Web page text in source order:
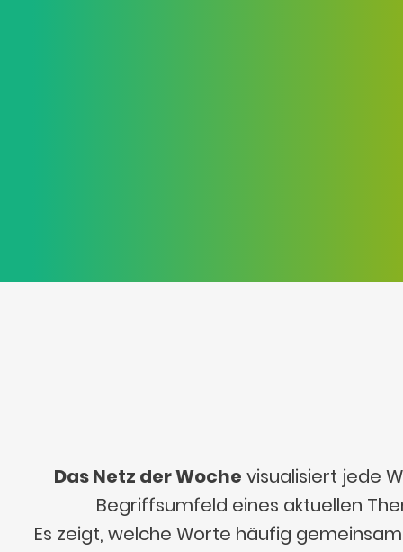
Das Netz der Woche visualisiert jede
Begriffsumfeld eines aktuellen
Es zeigt, welche Worte häufig